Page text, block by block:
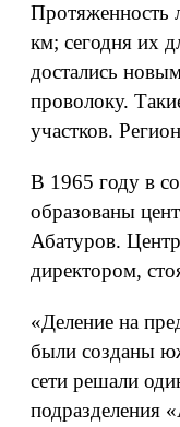
Протяженность
км; сегодня их
достались
проволоку.
участков.
В 1965 году в
образованы
Абатуров.
директором,
«Деление на
были созданы
сети решали
подразделения